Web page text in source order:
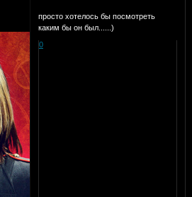
просто хотелось бы посмотреть
каким бы он был......)
0